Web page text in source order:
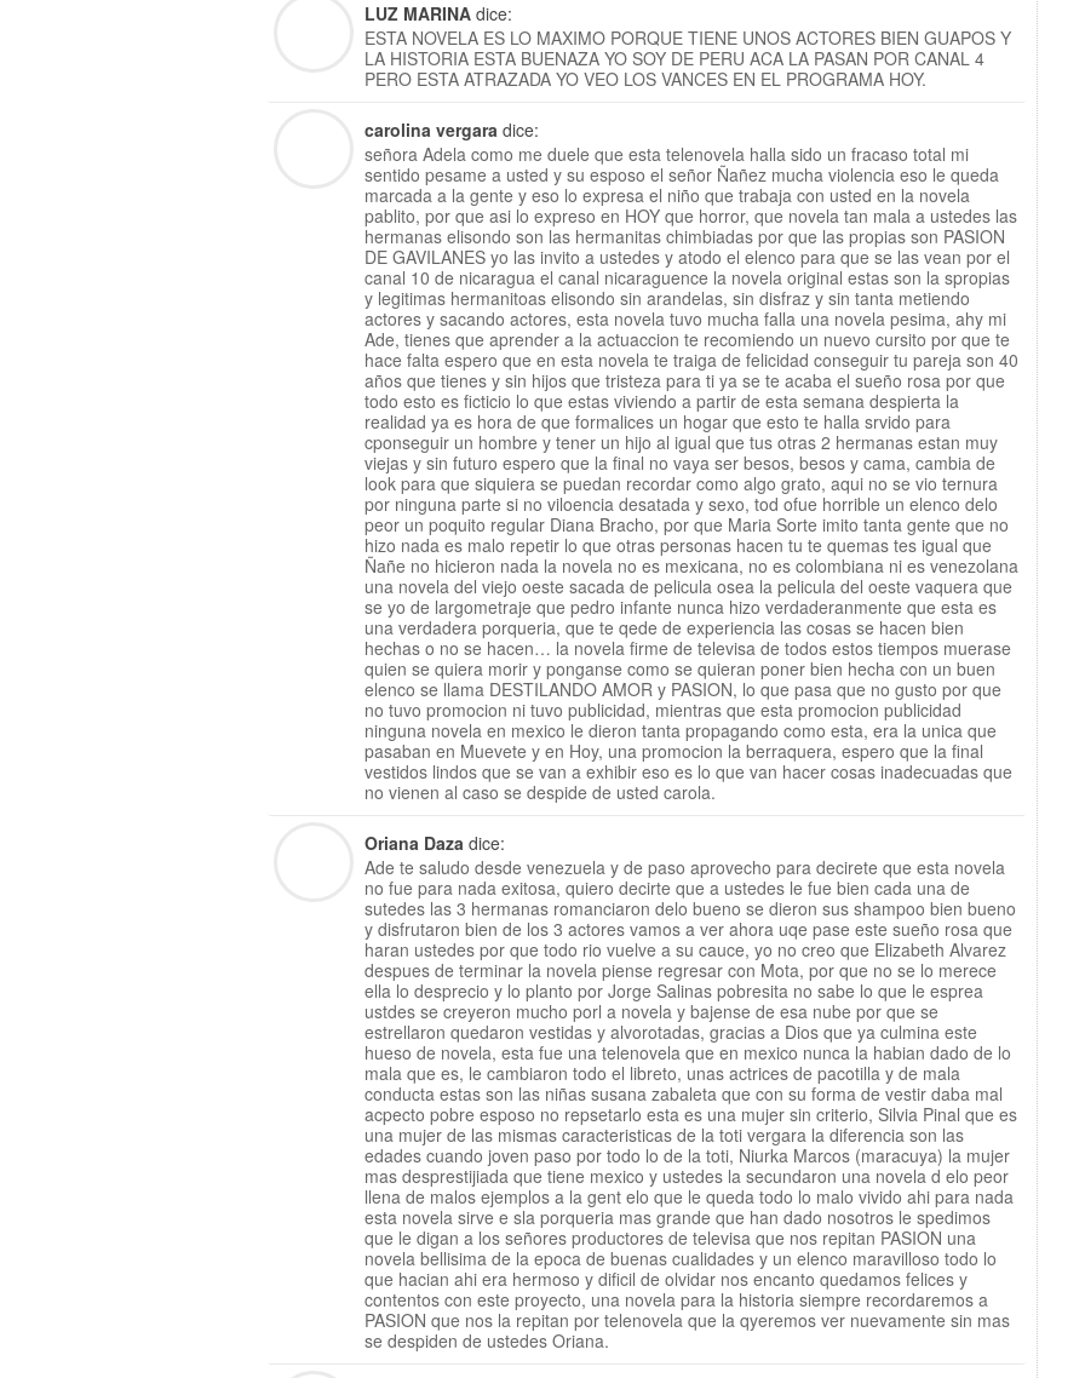
LUZ MARINA dice:
ESTA NOVELA ES LO MAXIMO PORQUE TIENE UNOS ACTORES BIEN GUAPOS Y
LA HISTORIA ESTA BUENAZA YO SOY DE PERU ACA LA PASAN POR CANAL 4
PERO ESTA ATRAZADA YO VEO LOS VANCES EN EL PROGRAMA HOY.
carolina vergara dice:
señora Adela como me duele que esta telenovela halla sido un fracaso total mi
sentido pesame a usted y su esposo el señor Ñañez mucha violencia eso le queda
marcada a la gente y eso lo expresa el niño que trabaja con usted en la novela
pablito, por que asi lo expreso en HOY que horror, que novela tan mala a ustedes las
hermanas elisondo son las hermanitas chimbiadas por que las propias son PASION
DE GAVILANES yo las invito a ustedes y atodo el elenco para que se las vean por el
canal 10 de nicaragua el canal nicaraguence la novela original estas son la spropias
y legitimas hermanitoas elisondo sin arandelas, sin disfraz y sin tanta metiendo
actores y sacando actores, esta novela tuvo mucha falla una novela pesima, ahy mi
Ade, tienes que aprender a la actuaccion te recomiendo un nuevo cursito por que te
hace falta espero que en esta novela te traiga de felicidad conseguir tu pareja son 40
años que tienes y sin hijos que tristeza para ti ya se te acaba el sueño rosa por que
todo esto es ficticio lo que estas viviendo a partir de esta semana despierta la
realidad ya es hora de que formalices un hogar que esto te halla srvido para
cponseguir un hombre y tener un hijo al igual que tus otras 2 hermanas estan muy
viejas y sin futuro espero que la final no vaya ser besos, besos y cama, cambia de
look para que siquiera se puedan recordar como algo grato, aqui no se vio ternura
por ninguna parte si no viloencia desatada y sexo, tod ofue horrible un elenco delo
peor un poquito regular Diana Bracho, por que Maria Sorte imito tanta gente que no
hizo nada es malo repetir lo que otras personas hacen tu te quemas tes igual que
Ñañe no hicieron nada la novela no es mexicana, no es colombiana ni es venezolana
una novela del viejo oeste sacada de pelicula osea la pelicula del oeste vaquera que
se yo de largometraje que pedro infante nunca hizo verdaderanmente que esta es
una verdadera porqueria, que te qede de experiencia las cosas se hacen bien
hechas o no se hacen… la novela firme de televisa de todos estos tiempos muerase
quien se quiera morir y ponganse como se quieran poner bien hecha con un buen
elenco se llama DESTILANDO AMOR y PASION, lo que pasa que no gusto por que
no tuvo promocion ni tuvo publicidad, mientras que esta promocion publicidad
ninguna novela en mexico le dieron tanta propagando como esta, era la unica que
pasaban en Muevete y en Hoy, una promocion la berraquera, espero que la final
vestidos lindos que se van a exhibir eso es lo que van hacer cosas inadecuadas que
no vienen al caso se despide de usted carola.
Oriana Daza dice:
Ade te saludo desde venezuela y de paso aprovecho para decirete que esta novela
no fue para nada exitosa, quiero decirte que a ustedes le fue bien cada una de
sutedes las 3 hermanas romanciaron delo bueno se dieron sus shampoo bien bueno
y disfrutaron bien de los 3 actores vamos a ver ahora uqe pase este sueño rosa que
haran ustedes por que todo rio vuelve a su cauce, yo no creo que Elizabeth Alvarez
despues de terminar la novela piense regresar con Mota, por que no se lo merece
ella lo desprecio y lo planto por Jorge Salinas pobresita no sabe lo que le esprea
ustdes se creyeron mucho porl a novela y bajense de esa nube por que se
estrellaron quedaron vestidas y alvorotadas, gracias a Dios que ya culmina este
hueso de novela, esta fue una telenovela que en mexico nunca la habian dado de lo
mala que es, le cambiaron todo el libreto, unas actrices de pacotilla y de mala
conducta estas son las niñas susana zabaleta que con su forma de vestir daba mal
acpecto pobre esposo no repsetarlo esta es una mujer sin criterio, Silvia Pinal que es
una mujer de las mismas caracteristicas de la toti vergara la diferencia son las
edades cuando joven paso por todo lo de la toti, Niurka Marcos (maracuya) la mujer
mas desprestijiada que tiene mexico y ustedes la secundaron una novela d elo peor
llena de malos ejemplos a la gent elo que le queda todo lo malo vivido ahi para nada
esta novela sirve e sla porqueria mas grande que han dado nosotros le spedimos
que le digan a los señores productores de televisa que nos repitan PASION una
novela bellisima de la epoca de buenas cualidades y un elenco maravilloso todo lo
que hacian ahi era hermoso y dificil de olvidar nos encanto quedamos felices y
contentos con este proyecto, una novela para la historia siempre recordaremos a
PASION que nos la repitan por telenovela que la qyeremos ver nuevamente sin mas
se despiden de ustedes Oriana.